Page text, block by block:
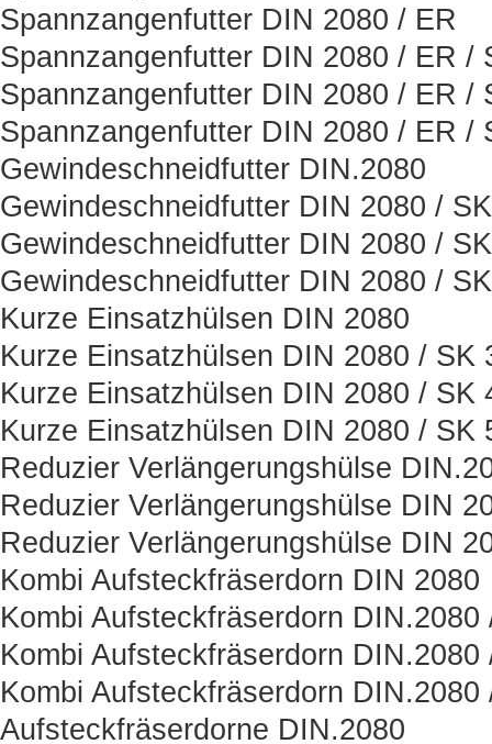
Spannzangenfutter DIN 2080 / ER
Spannzangenfutter DIN 2080 / ER /
Spannzangenfutter DIN 2080 / ER /
Spannzangenfutter DIN 2080 / ER /
Gewindeschneidfutter DIN.2080
Gewindeschneidfutter DIN 2080 /
Gewindeschneidfutter DIN 2080 /
Gewindeschneidfutter DIN 2080 /
Kurze Einsatzhülsen DIN 2080
Kurze Einsatzhülsen DIN 2080 / SK
Kurze Einsatzhülsen DIN 2080 / SK
Kurze Einsatzhülsen DIN 2080 / SK
Reduzier Verlängerungshülse
Reduzier Verlängerungshülse DIN
Reduzier Verlängerungshülse DIN
Kombi Aufsteckfräserdorn DIN 2080
Kombi Aufsteckfräserdorn DIN.2080
Kombi Aufsteckfräserdorn DIN.2080
Kombi Aufsteckfräserdorn DIN.2080
Aufsteckfräserdorne DIN.2080